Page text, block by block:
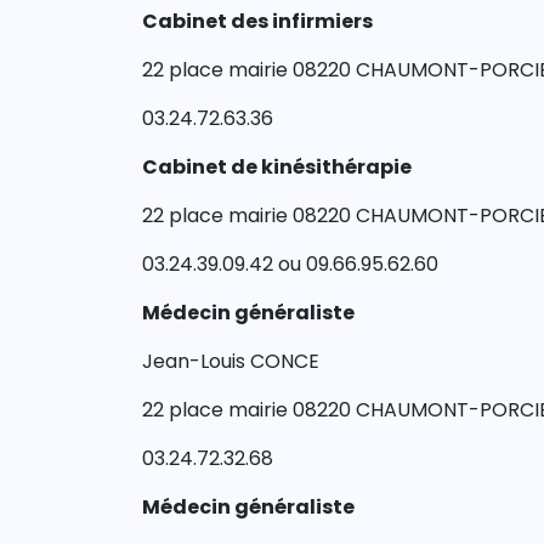
Cabinet des infirmiers
22 place mairie 08220 CHAUMONT-
03.24.72.63.36
Cabinet de kinésithérapie
22 place mairie 08220 CHAUMONT-
03.24.39.09.42 ou 09.66.95.62.60
Médecin généraliste
Jean-Louis CONCE
22 place mairie 08220 CHAUMONT-
03.24.72.32.68
Médecin généraliste